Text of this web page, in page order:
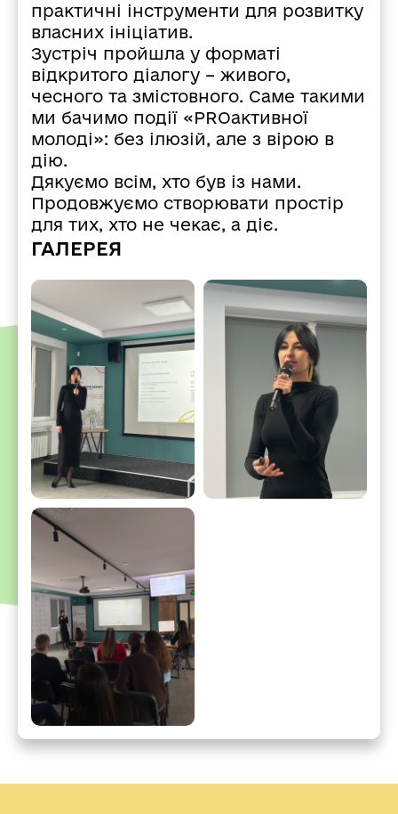
практичні інструменти для розвитку
власних ініціатив.
Зустріч пройшла у форматі
відкритого діалогу – живого,
чесного та змістовного. Саме такими
ми бачимо події «PROактивної
молоді»: без ілюзій, але з вірою в
дію.
Дякуємо всім, хто був із нами.
Продовжуємо створювати простір
для тих, хто не чекає, а діє.
ГАЛЕРЕЯ